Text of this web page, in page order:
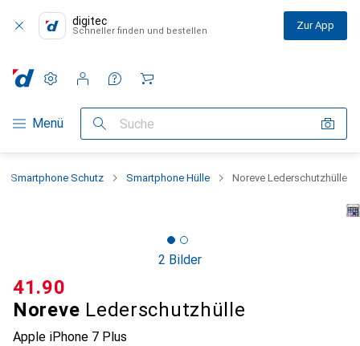
digitec
Schneller finden und bestellen Zur App
Navigation nach Kategorien
Menü Suche
Einstellungen
Kundenkonto
Vergleichslisten
Merklisten
Warenkorb
Smartphone Schutz Smartphone Hülle Noreve Lederschutzhülle
2 Bilder
Noreve Lederschutzhülle
Apple iPhone 7 Plus
CHF
41.90